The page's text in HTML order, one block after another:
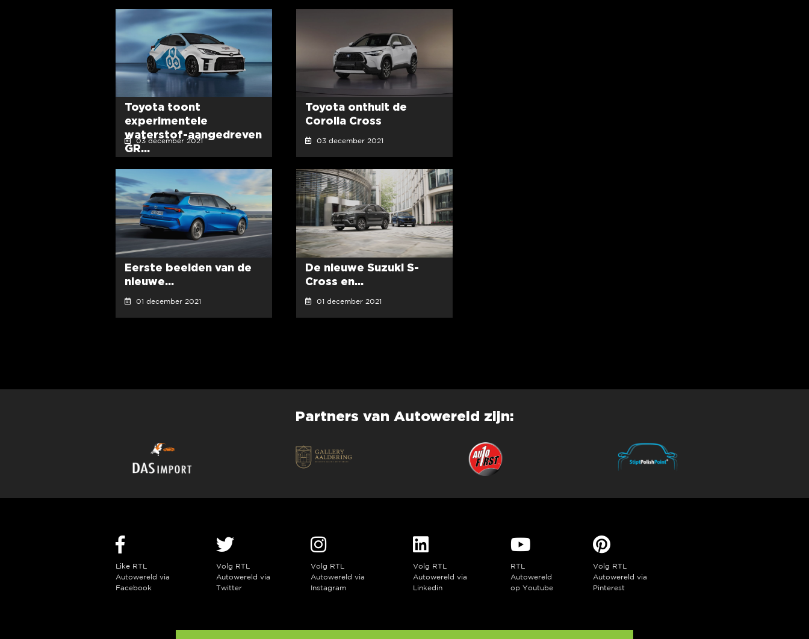
Toyota toont
experimentele
waterstof-aangedreven
GR...
03 december 2021
Toyota onthult de
Corolla Cross
03 december 2021
Eerste beelden van de
nieuwe...
01 december 2021
De nieuwe Suzuki S-
Cross en...
01 december 2021
Partners van Autowereld zijn:
Like RTL
Autowereld via
Facebook
Volg RTL
Autowereld via
Twitter
Volg RTL
Autowereld via
Instagram
Volg RTL
Autowereld via
Linkedin
RTL
Autowereld
op Youtube
Volg RTL
Autowereld via
Pinterest